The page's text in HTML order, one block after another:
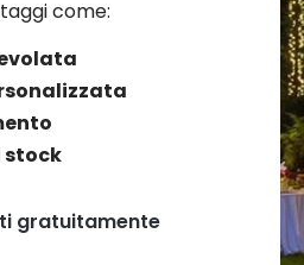
come:
stock
gratuitamente